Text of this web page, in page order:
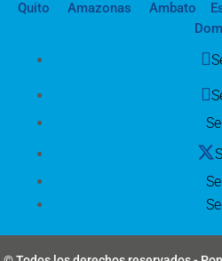
Quito Amazonas Ambato